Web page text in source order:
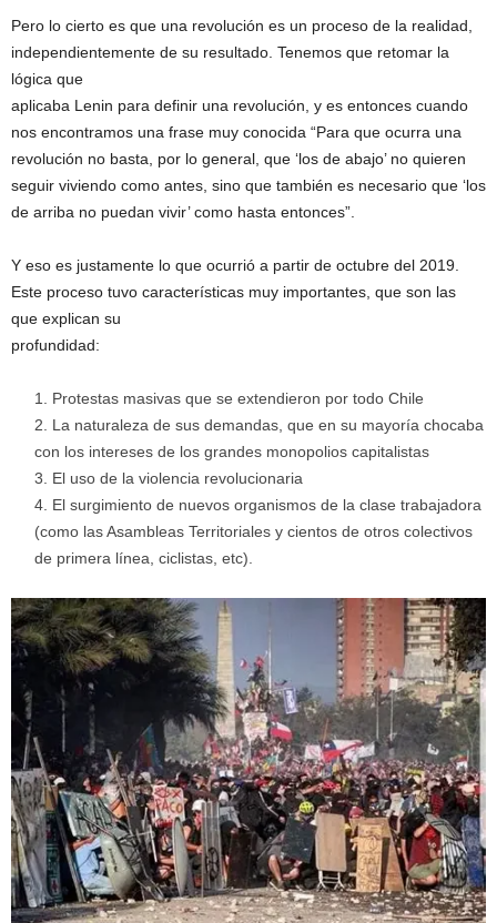
Pero lo cierto es que una revolución es un proceso de la realidad,
independientemente de su resultado. Tenemos que retomar la
lógica que
aplicaba Lenin para definir una revolución, y es entonces cuando
nos encontramos una frase muy conocida “Para que ocurra una
revolución no basta, por lo general, que ‘los de abajo’ no quieren
seguir viviendo como antes, sino que también es necesario que ‘los
de arriba no puedan vivir’ como hasta entonces”.
Y eso es justamente lo que ocurrió a partir de octubre del 2019.
Este proceso tuvo características muy importantes, que son las
que explican su
profundidad:
Protestas masivas que se extendieron por todo Chile
La naturaleza de sus demandas, que en su mayoría chocaba
con los intereses de los grandes monopolios capitalistas
El uso de la violencia revolucionaria
El surgimiento de nuevos organismos de la clase trabajadora
(como las Asambleas Territoriales y cientos de otros colectivos
de primera línea, ciclistas, etc).